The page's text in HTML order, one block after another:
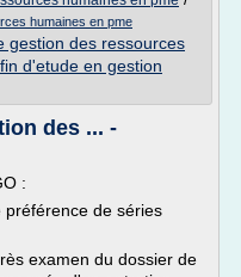
humaines en pme
gestion des ressources
d'etude en gestion
des ... -
:
préférence de séries
examen du dossier de